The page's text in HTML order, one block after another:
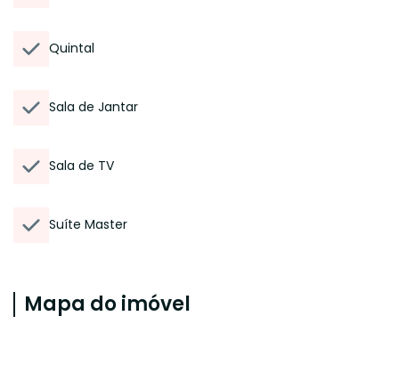
Quintal
Sala de Jantar
Sala de TV
Suíte Master
Mapa do imóvel